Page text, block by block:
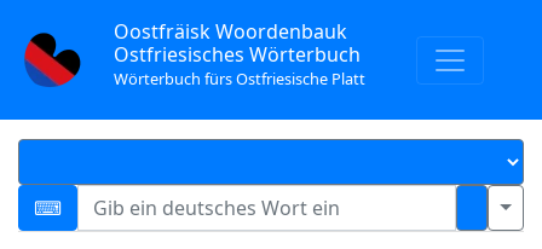
Oostfräisk Woordenbauk
Ostfriesisches Wörterbuch
Wörterbuch fürs Ostfriesische Platt